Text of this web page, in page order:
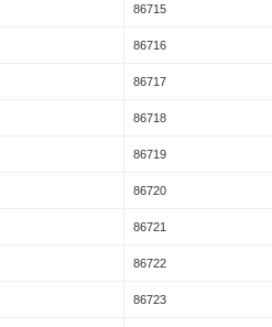
86715
86716
86717
86718
86719
86720
86721
86722
86723